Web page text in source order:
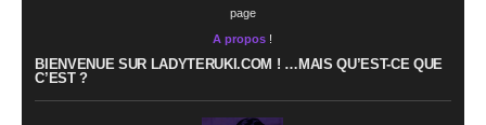
page
A propos !
BIENVENUE SUR LADYTERUKI.COM ! …MAIS QU’EST-CE QUE
C’EST ?